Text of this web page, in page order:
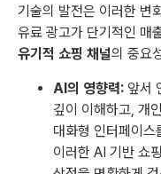
기술의 발전은 이러한 변
유료 광고가 단기적인 매
유기적 쇼핑 채널의 중요
AI의 영향력: 앞서
깊이 이해하고, 개
대화형 인터페이
이러한 AI 기반 쇼